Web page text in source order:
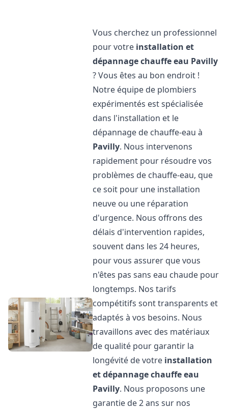
Vous cherchez un professionnel
pour votre installation et
dépannage chauffe eau Pavilly
? Vous êtes au bon endroit !
Notre équipe de plombiers
expérimentés est spécialisée
dans l'installation et le
dépannage de chauffe-eau à
Pavilly. Nous intervenons
rapidement pour résoudre vos
problèmes de chauffe-eau, que
ce soit pour une installation
neuve ou une réparation
d'urgence. Nous offrons des
délais d'intervention rapides,
souvent dans les 24 heures,
pour vous assurer que vous
n'êtes pas sans eau chaude pour
longtemps. Nos tarifs
compétitifs sont transparents et
adaptés à vos besoins. Nous
travaillons avec des matériaux
de qualité pour garantir la
longévité de votre installation
et dépannage chauffe eau
Pavilly. Nous proposons une
garantie de 2 ans sur nos